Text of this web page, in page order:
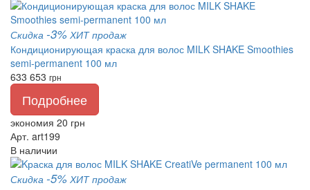
Скидка -3% ХИТ продаж
Кондиционирующая краска для волос MILK SHAKE Smoothies
semi-permanent 100 мл
633 653 грн
Подробнее
экономия 20 грн
Арт. art199
В наличии
Скидка -5% ХИТ продаж